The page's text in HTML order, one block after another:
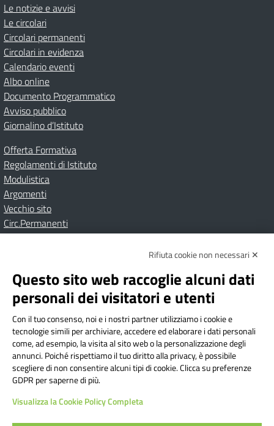
Le notizie e avvisi
Le circolari
Circolari permanenti
Circolari in evidenza
Calendario eventi
Albo online
Documento Programmatico
Avviso pubblico
Giornalino d’Istituto
Offerta Formativa
Regolamenti di Istituto
Modulistica
Argomenti
Vecchio sito
Circ.Permanenti
Albo onlinePrivacy Policy
Dichiarazione di accessibilità
Note Legali
Istituto Comprensivo Bricherasio
Via Cesare Bollea n. 3 - 10064 Bricherasio (TO) | P.E.O.:
toic84200d@istruzione.it | P.E.C.:
toic84200d@pec.istruzione.it
Codice Fiscale: 94544620019 | Cod. Meccanografico:
TOIC84200D | Codice IPA: istsc_toic84200d | Codice
Univoco: UFYI9M
Rifiuta cookie non necessari ✕
Questo sito web raccoglie alcuni dati
personali dei visitatori e utenti
Con il tuo consenso, noi e i nostri partner utilizziamo i cookie e
tecnologie simili per archiviare, accedere ed elaborare i dati personali
come, ad esempio, la visita al sito web o la personalizzazione degli
annunci. Poiché rispettiamo il tuo diritto alla privacy, è possibile
scegliere di non consentire alcuni tipi di cookie. Clicca su preferenze
GDPR per saperne di più.
Visualizza la Cookie Policy Completa